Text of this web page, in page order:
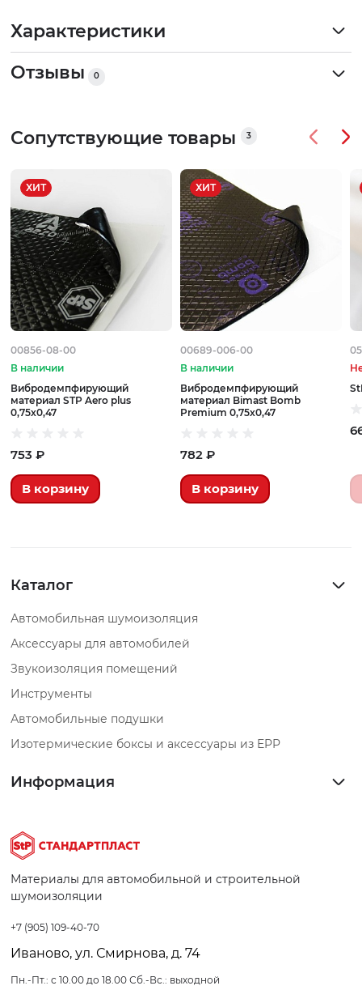
Характеристики
Отзывы
0
Сопутствующие товары 3
ХИТ
00856-08-00
В наличии
Вибродемпфирующий
материал STP Aero plus
0,75х0,47
753 ₽
В корзину
ХИТ
00689-006-00
В наличии
Вибродемпфирующий
материал Bimast Bomb
Premium 0,75х0,47
782 ₽
В корзину
Каталог
Автомобильная шумоизоляция
Аксессуары для автомобилей
Звукоизоляция помещений
Инструменты
Автомобильные подушки
Изотермические боксы и аксессуары из EPP
Информация
Материалы для автомобильной и строительной
шумоизоляции
+7 (905) 109-40-70
Иваново, ул. Смирнова, д. 74
Пн.-Пт.: с 10.00 до 18.00 Сб.-Вс.: выходной